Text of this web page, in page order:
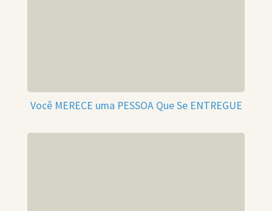
Você MERECE uma PESSOA Que Se ENTREGUE